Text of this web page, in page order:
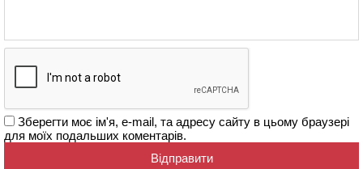
Зберегти моє ім'я, e-mail, та адресу сайту в цьому браузері
для моїх подальших коментарів.